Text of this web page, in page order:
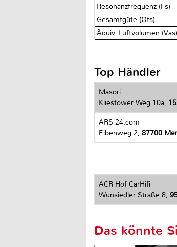
Resonanzfrequenz (Fs)
Gesamtgüte (Qts)
Äquiv. Luftvolumen (Vas)
Top Händler
Masori
Kliestower Weg 10a,
ARS 24.com
Eibenweg 2, 87700
ACR Hof CarHifi
Wunsiedler Straße 8,
Das könnte